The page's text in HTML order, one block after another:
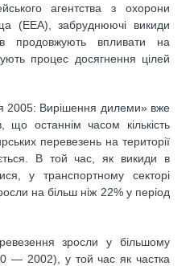
агентства з охорони
(EEA), забруднюючі викиди
продовжують впливати на
процес досягнення цілей
2005: Вирішення дилеми» вже
що останнім часом кількість
перевезень на території
В той час, як викиди в
у транспортному секторі
на більш ніж 22% у період
зросли у більшому
— 2002), у той час як частка